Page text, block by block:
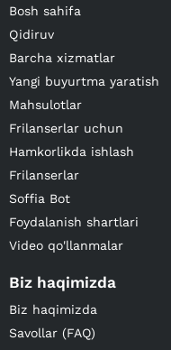
Bosh sahifa
Qidiruv
Barcha xizmatlar
Yangi buyurtma yaratish
Mahsulotlar
Frilanserlar uchun
Hamkorlikda ishlash
Frilanserlar
Soffia Bot
Foydalanish shartlari
Video qo'llanmalar
Biz haqimizda
Biz haqimizda
Savollar (FAQ)